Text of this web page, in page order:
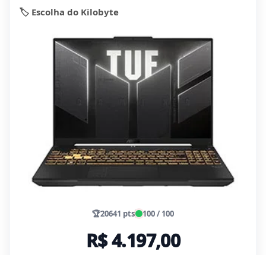
🏷️ Escolha do Kilobyte
🏆20641 pts 100 / 100
R$ 4.197,00